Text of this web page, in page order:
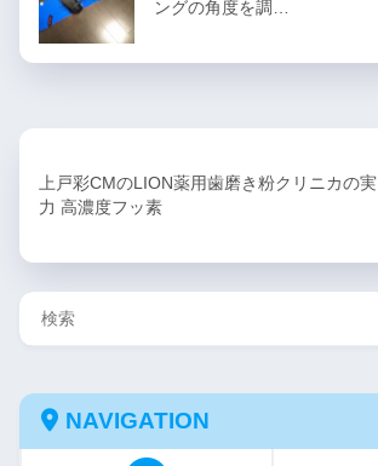
ングの角度を調…
上戸彩CMのLION薬用歯磨き粉クリニカの実
力 高濃度フッ素
NAVIGATION